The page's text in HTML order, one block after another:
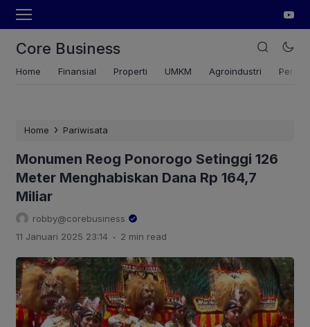
Core Business
Home Finansial Properti UMKM Agroindustri
Home › Pariwisata
Monumen Reog Ponorogo Setinggi 126
Meter Menghabiskan Dana Rp 164,7
Miliar
robby@corebusiness
11 Januari 2025 23:14 . 2 min read